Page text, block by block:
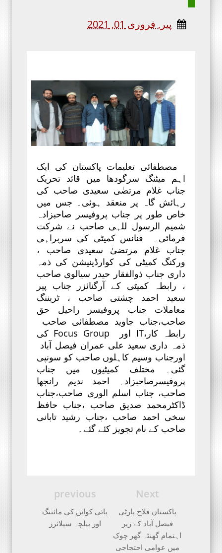
پیر, فروری 01, 2021
مصطفائی تعلیمات پاکستان کی ایک
اہم میٹنگ سرگودھا میں قائد تحریک
جناب غلام مرتضٰی سعیدی صاحب کی
رہائش گاہ پر منعقد ہوئی۔ جس میں
خاص طور پر جناب پروفیسر صاحبزادہ
شمیم الرسول للہی صاحب نے شرکت
فرمائی۔ فنانس کمیٹی کی سربراہی
جناب غلام مرتضیٰ سعیدی صاحب ،
ورکنگ کمیٹی کی کوارڈینیشن کی ذمہ
داری جناب ذوالفقار حیدر سیالوی صاحب
، رابطہ کمیٹی کے آرگنائزر جناب پیر
سعید احمد چشتی صاحب ، ٹریننگ
معاملات جناب پروفیسر راحیل حق
صاحب،جناب جاوید مصطفائی صاحب
رابطہ کار،IT اور Focus Group کی
ذمہ داری سعید علی عمران فیصل آباد
اورجناب وسیم کاہلوں صاحب کو سونپی
گئی۔ مختلف کمیٹیوں میں جناب
پروفیسرصاحبزادہ احمد ندیم رانجھا
صاحب، جناب اسلم الوری صاحب،جناب
ڈاکٹرمحمد صدیق صاحب ،جناب حافظ
سخی احمد صاحب ،جناب رشید تابانی
صاحب کے نام تجویز کئے گئے۔
Next
پاکستان فلاح پارٹی
فیصل آباد کے زیر
اہتمام گھنٹہ گھر چوک
میں عوامی احتجاجی
previous
پائی کوائن کی مائننگ
اور بیلچہ سپلائرز